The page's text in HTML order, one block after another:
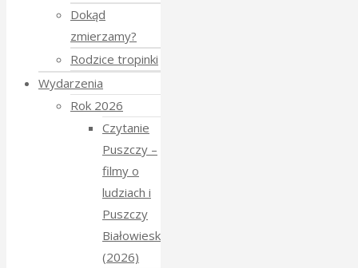
Dokąd
zmierzamy?
Rodzice tropinki
Wydarzenia
Rok 2026
Czytanie
Puszczy –
filmy o
ludziach i
Puszczy
Białowieskiej
(2026)